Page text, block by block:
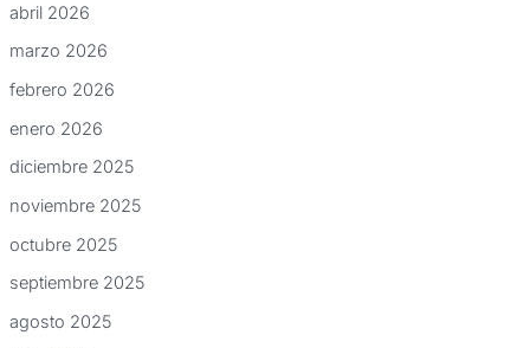
abril 2026
marzo 2026
febrero 2026
enero 2026
diciembre 2025
noviembre 2025
octubre 2025
septiembre 2025
agosto 2025